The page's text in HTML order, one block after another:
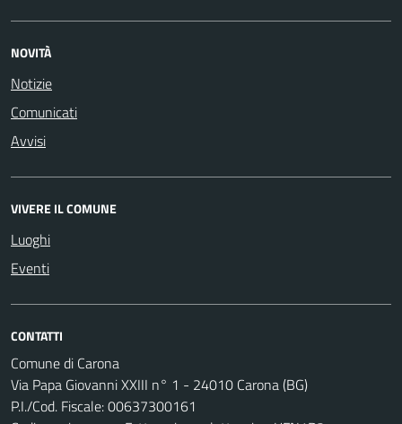
NOVITÀ
Notizie
Comunicati
Avvisi
VIVERE IL COMUNE
Luoghi
Eventi
CONTATTI
Comune di Carona
Via Papa Giovanni XXIII n° 1 - 24010 Carona (BG)
P.I./Cod. Fiscale: 00637300161